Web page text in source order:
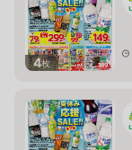
4枚